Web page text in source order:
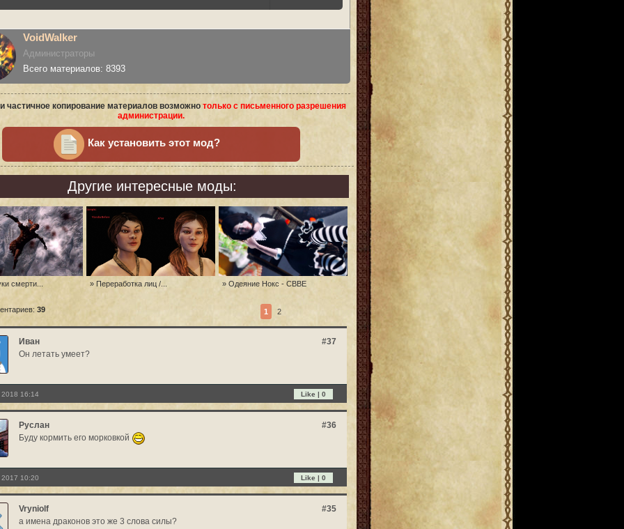
VoidWalker
Администраторы
Всего материалов: 8393
частичное копирование материалов возможно только с письменного разрешения
администрации.
Как установить этот мод?
Другие интересные моды:
смерти... » Переработка лиц /... » Одеяние Нокс - CBBE
39 1 2
Иван
#37
Он летать умеет?
2018 16:14 Like | 0
Руслан
#36
Буду кормить его морковкой
2017 10:20 Like | 0
Vryniolf
#35
а имена драконов это же 3 слова силы?